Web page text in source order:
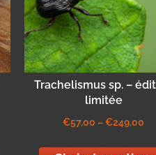
Trachelismus sp. –
limitée
€57,00 –€249,00